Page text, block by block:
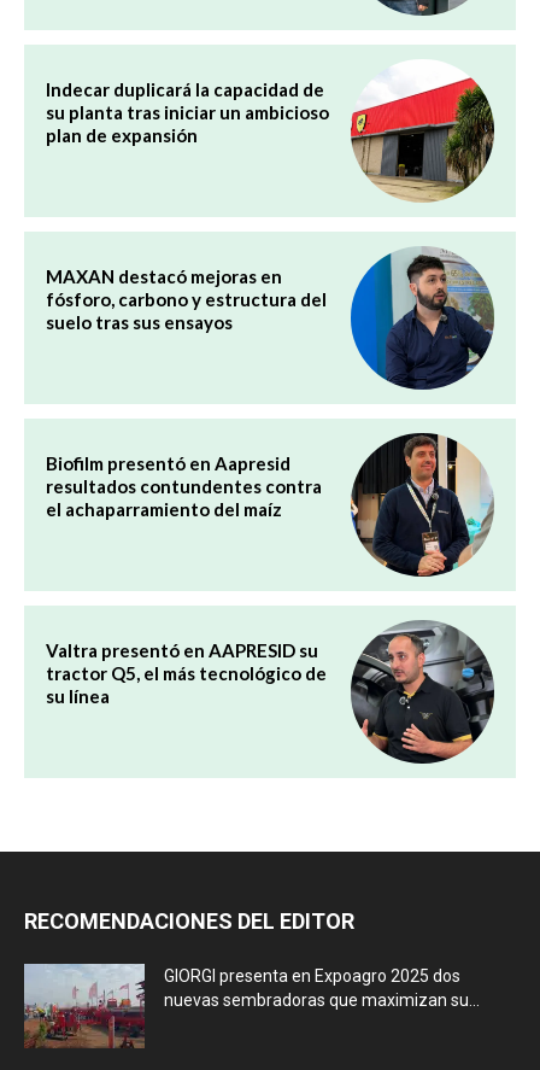
Indecar duplicará la capacidad de
su planta tras iniciar un ambicioso
plan de expansión
MAXAN destacó mejoras en
fósforo, carbono y estructura del
suelo tras sus ensayos
Biofilm presentó en Aapresid
resultados contundentes contra
el achaparramiento del maíz
Valtra presentó en AAPRESID su
tractor Q5, el más tecnológico de
su línea
RECOMENDACIONES DEL EDITOR
GIORGI presenta en Expoagro 2025 dos
nuevas sembradoras que maximizan su...